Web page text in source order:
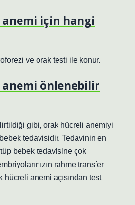
için hangi
ve orak testi ile konur.
önlenebilir
gibi, orak hücreli anemiyi
tedavisidir. Tedavinin en
tüp bebek tedavisine çok
rahme transfer
anemi açısından test